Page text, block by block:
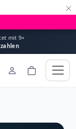
×
mit 9+